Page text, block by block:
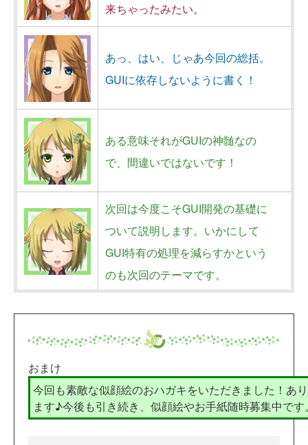
来ちゃったみたい。
あっ、はい、じゃあ今回の総括。
GUIに依存しないように書く！
ある意味それがGUIの神髄なの
で、間違いではないです！
次回は今度こそGUI開発の基礎に
ついて説明します。いかにして
GUI特有の処理を減らすかという
のも次回のテーマです。
おまけ
今回も素敵な似顔絵のおハガキをいただきました！あ
ます♪今後も引き続き、似顔絵やお手紙随時募集中です